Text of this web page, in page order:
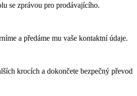
se zprávou pro prodávajícího.
a předáme mu vaše kontaktní údaje.
krocích a dokončete bezpečný převod